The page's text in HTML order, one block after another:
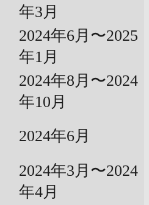
年3月
2024年6月〜2025
年1月
2024年8月〜2024
年10月
2024年6月
2024年3月〜2024
年4月